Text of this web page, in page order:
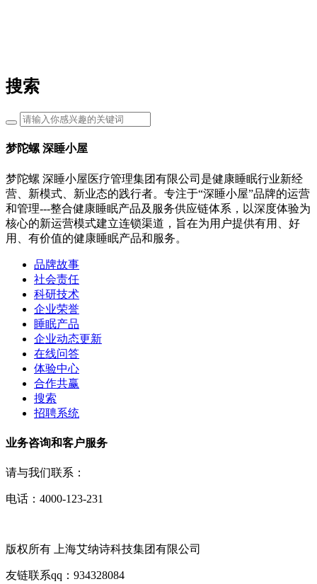
搜索
梦陀螺 深睡小屋
梦陀螺 深睡小屋医疗管理集团有限公司是健康睡眠行业新经
营、新模式、新业态的践行者。专注于“深睡小屋”品牌的运营
和管理---整合健康睡眠产品及服务供应链体系，以深度体验为
核心的新运营模式建立连锁渠道，旨在为用户提供有用、好
用、有价值的健康睡眠产品和服务。
品牌故事
社会责任
科研技术
企业荣誉
睡眠产品
企业动态更新
在线问答
体验中心
合作共赢
搜索
招聘系统
业务咨询和客户服务
请与我们联系：
电话：4000-123-231
版权所有 上海艾纳诗科技集团有限公司
友链联系qq：934328084